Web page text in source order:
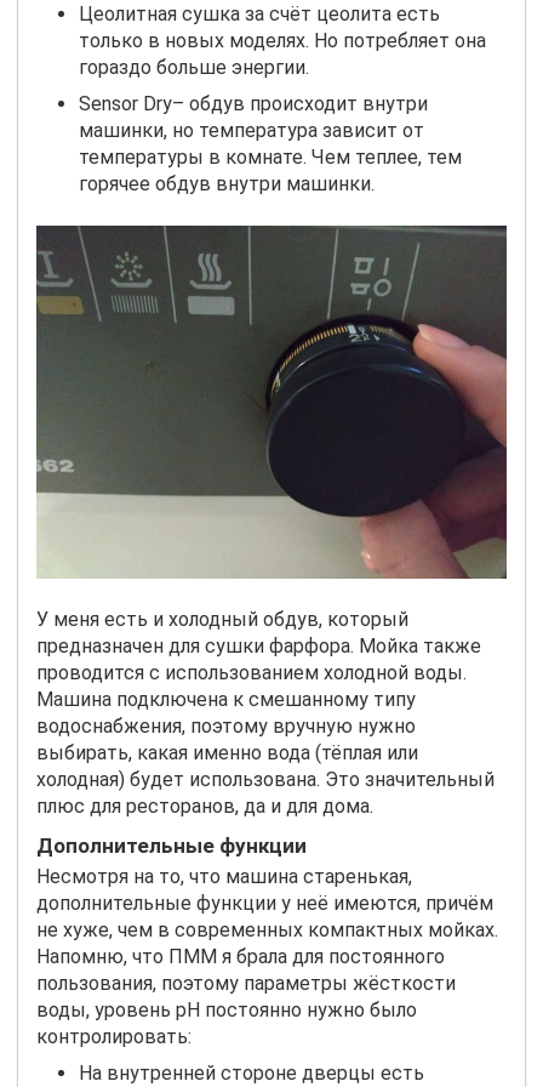
Цеолитная сушка за счёт цеолита есть
только в новых моделях. Но потребляет она
гораздо больше энергии.
Sensor Dry– обдув происходит внутри
машинки, но температура зависит от
температуры в комнате. Чем теплее, тем
горячее обдув внутри машинки.
У меня есть и холодный обдув, который
предназначен для сушки фарфора. Мойка также
проводится с использованием холодной воды.
Машина подключена к смешанному типу
водоснабжения, поэтому вручную нужно
выбирать, какая именно вода (тёплая или
холодная) будет использована. Это значительный
плюс для ресторанов, да и для дома.
Дополнительные функции
Несмотря на то, что машина старенькая,
дополнительные функции у неё имеются, причём
не хуже, чем в современных компактных мойках.
Напомню, что ПММ я брала для постоянного
пользования, поэтому параметры жёсткости
воды, уровень pH постоянно нужно было
контролировать:
На внутренней стороне дверцы есть